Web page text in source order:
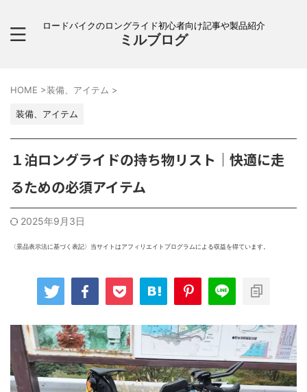
ロードバイクのロングライド初心者向け記事や製品紹介
ミルブログ
HOME >装備、アイテム >
装備、アイテム
１泊ロングライドの持ち物リスト｜快適に走
るための必須アイテム
2025年9月3日
〈景品表示法に基づく表記〉当サイトはアフィリエイトプログラムによる収益を得ています。